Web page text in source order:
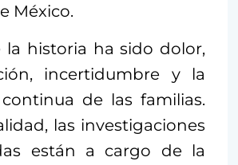
México.
la historia ha sido dolor,
incertidumbre y la
de las familias.
las investigaciones
están a cargo de la